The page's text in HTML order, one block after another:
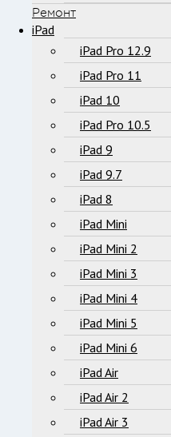
Ремонт
iPad
iPad Pro 12.9
iPad Pro 11
iPad 10
iPad Pro 10.5
iPad 9
iPad 9.7
iPad 8
iPad Mini
iPad Mini 2
iPad Mini 3
iPad Mini 4
iPad Mini 5
iPad Mini 6
iPad Air
iPad Air 2
iPad Air 3